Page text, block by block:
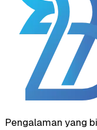
Pengalaman yang